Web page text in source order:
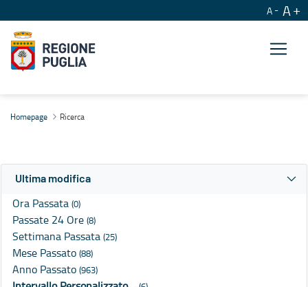
A A
Homepage Ricerca
Ultima modifica
Ora Passata (0)
Passate 24 Ore (8)
Settimana Passata (25)
Mese Passato (88)
Anno Passato (963)